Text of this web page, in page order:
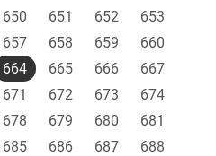
650 651 652
653
657 658 659
660
664 665 666
667
671 672 673
674
678 679 680
681
685 686 687
688